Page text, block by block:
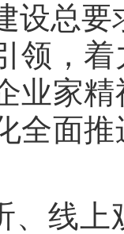
设总要
领，
业家
全面
、线